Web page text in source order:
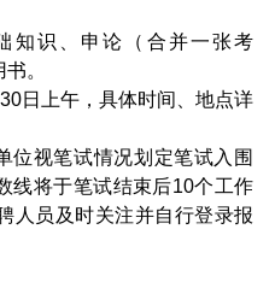
识、申论（合并一张考
。
上午，具体时间、地点详
视笔试情况划定笔试入围
线将于笔试结束后10个工作
人员及时关注并自行登录报